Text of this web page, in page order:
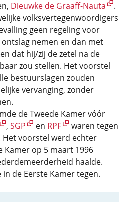
Dieuwke de Graaff-Nauta
.
volksvertegenwoordigers
geen regeling voor
nemen en dan met
dat hij/zij de zetel na de
zou stellen. Het voorstel
bestuurslagen zouden
vervanging, zonder
de Tweede Kamer vóór
, SGP en RPF
waren tegen
Het voorstel werd echter
Kamer op 5 maart 1996
haalde.
in de Eerste Kamer tegen.